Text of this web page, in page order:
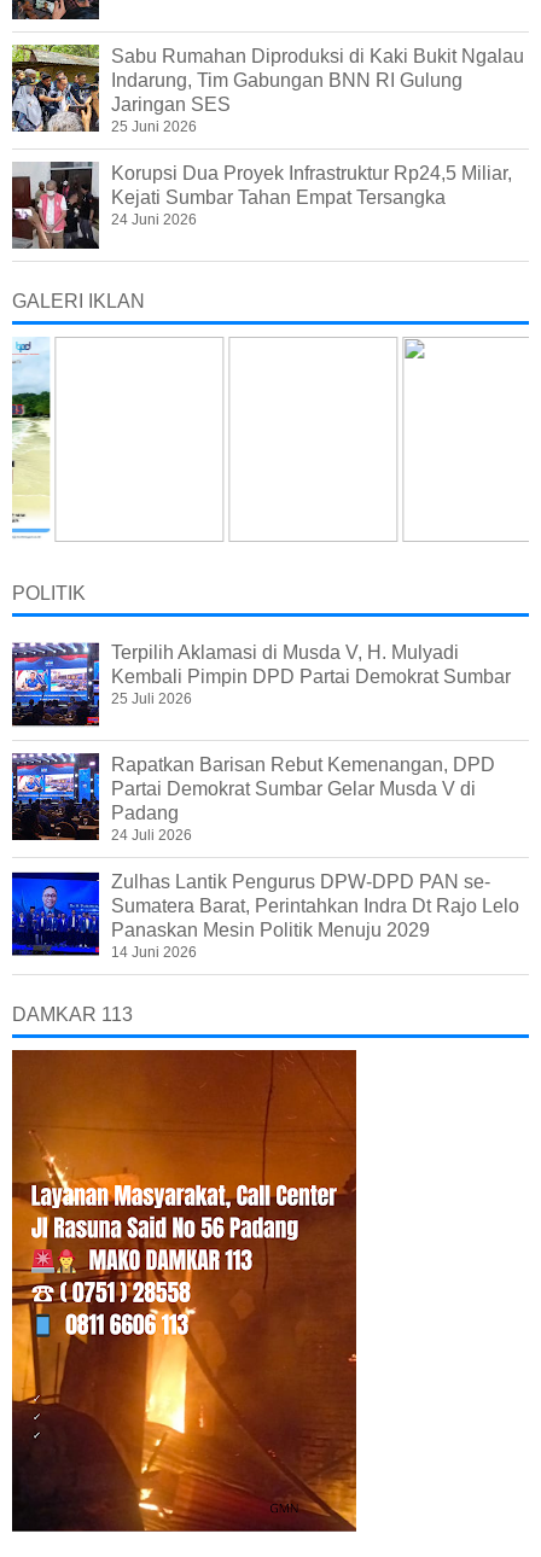
Sabu Rumahan Diproduksi di Kaki Bukit Ngalau
Indarung, Tim Gabungan BNN RI Gulung
Jaringan SES
25 Juni 2026
Korupsi Dua Proyek Infrastruktur Rp24,5 Miliar,
Kejati Sumbar Tahan Empat Tersangka
24 Juni 2026
GALERI IKLAN
POLITIK
Terpilih Aklamasi di Musda V, H. Mulyadi
Kembali Pimpin DPD Partai Demokrat Sumbar
25 Juli 2026
Rapatkan Barisan Rebut Kemenangan, DPD
Partai Demokrat Sumbar Gelar Musda V di
Padang
24 Juli 2026
Zulhas Lantik Pengurus DPW-DPD PAN se-
Sumatera Barat, Perintahkan Indra Dt Rajo Lelo
Panaskan Mesin Politik Menuju 2029
14 Juni 2026
DAMKAR 113